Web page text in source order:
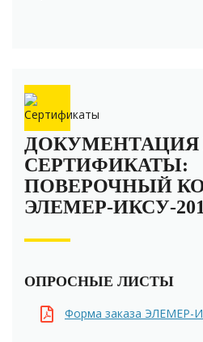
ДОКУМЕНТАЦИЯ
СЕРТИФИКАТЫ:
ПОВЕРОЧНЫЙ
ЭЛЕМЕР-ИКСУ-
ОПРОСНЫЕ ЛИСТЫ
Форма заказа ЭЛЕМЕР-